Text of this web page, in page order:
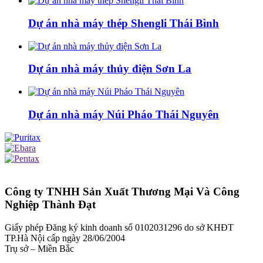
Dự án nhà máy thép Shengli Thái Bình
Dự án nhà máy thủy điện Sơn La
Dự án nhà máy Núi Pháo Thái Nguyên
Công ty TNHH Sản Xuất Thương Mại Và Công
Nghiệp Thành Đạt
Giấy phép Đăng ký kinh doanh số 0102031296 do sở KHĐT
TP.Hà Nội cấp ngày 28/06/2004
Trụ sở – Miền Bắc